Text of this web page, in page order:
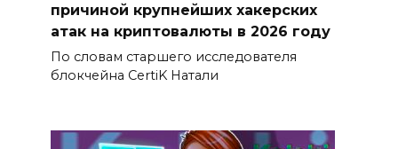
причиной крупнейших хакерских
атак на криптовалюты в 2026 году
По словам старшего исследователя
блокчейна CertiK Натали